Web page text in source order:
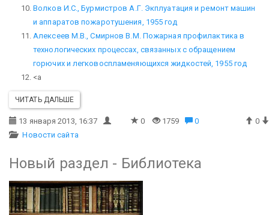
Волков И.С., Бурмистров А.Г. Экплуатация и ремонт машин
и аппаратов пожаротушения, 1955 год
Алексеев М.В., Смирнов В.М. Пожарная профилактика в
технологических процессах, связанных с обращением
горючих и легковоспламеняющихся жидкостей, 1955 год
<a
ЧИТАТЬ ДАЛЬШЕ
13 января 2013, 16:37 0 1759 0
0
Новости сайта
Новый раздел - Библиотека